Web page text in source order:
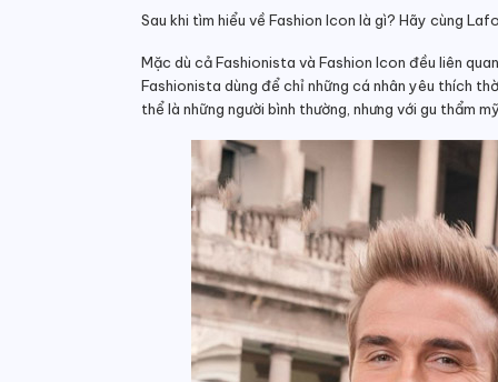
Sau khi tìm hiểu về Fashion Icon là gì? Hãy cùng
Mặc dù cả Fashionista và Fashion Icon đều liên
Fashionista dùng để chỉ những cá nhân yêu thích
thể là những người bình thường, nhưng với gu thẩm